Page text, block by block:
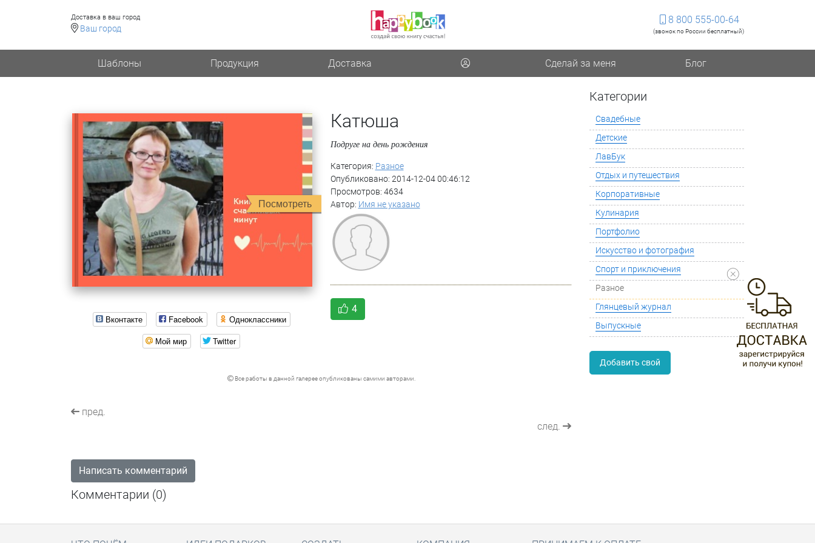
Доставка в ваш город
Ваш город
8 800 555-00-64
(звонок по России бесплатный)
Шаблоны Продукция Доставка Сделай за меня Блог
Посмотреть
Вконтакте Facebook
Одноклассники
Мой мир
Twitter
Катюша
Подруге на день рождения
Категория: Разное
Опубликовано: 2014-12-04 00:46:12
Просмотров: 4634
Автор: Имя не указано
4
Все работы в данной галерее опубликованы самими авторами.
пред.
след.
Категории
Свадебные
Детские
ЛавБук
Отдых и путешествия
Корпоративные
Кулинария
Портфолио
Искусство и фотография
Спорт и приключения
Разное
Глянцевый журнал
Выпускные
Добавить свой
Написать комментарий
Комментарии (0)